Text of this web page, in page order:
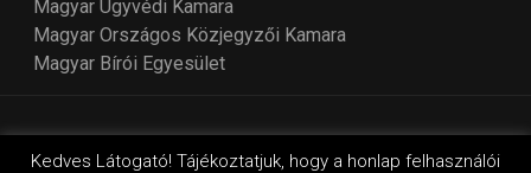
Magyar Ügyvédi Kamara
Magyar Országos Közjegyzői Kamara
Magyar Bírói Egyesület
© Copyright 2018 - 2021Országos Bírói Tanács. Design
Kedves Látogató! Tájékoztatjuk, hogy a honlap felhasználói